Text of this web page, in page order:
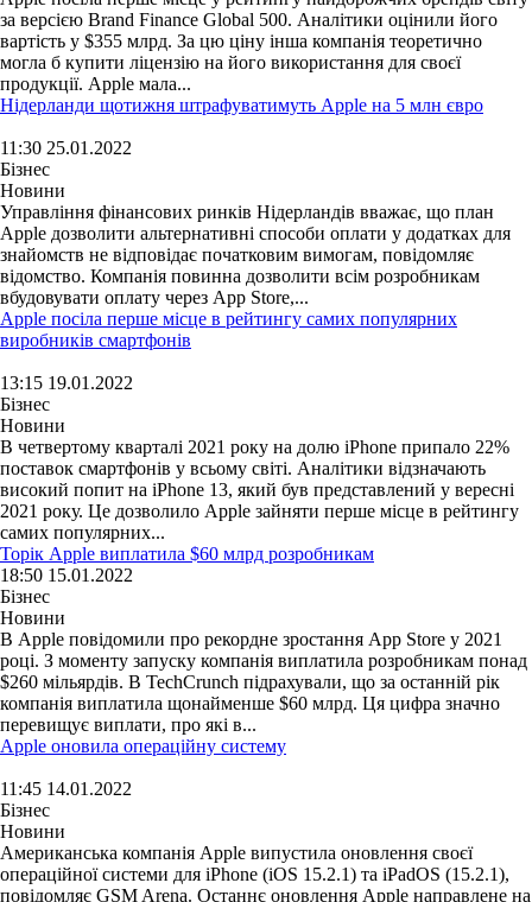
за версією Brand Finance Global 500. Аналітики оцінили його
вартість у $355 млрд. За цю ціну інша компанія теоретично
могла б купити ліцензію на його використання для своєї
продукції. Apple мала...
Нідерланди щотижня штрафуватимуть Apple на 5 млн євро
11:30 25.01.2022
Бізнес
Новини
Управління фінансових ринків Нідерландів вважає, що план
Apple дозволити альтернативні способи оплати у додатках для
знайомств не відповідає початковим вимогам, повідомляє
відомство. Компанія повинна дозволити всім розробникам
вбудовувати оплату через App Store,...
Apple посіла перше місце в рейтингу самих популярних
виробників смартфонів
13:15 19.01.2022
Бізнес
Новини
В четвертому кварталі 2021 року на долю iPhone припало 22%
поставок смартфонів у всьому світі. Аналітики відзначають
високий попит на iPhone 13, який був представлений у вересні
2021 року. Це дозволило Apple зайняти перше місце в рейтингу
самих популярних...
Торік Apple виплатила $60 млрд розробникам
18:50 15.01.2022
Бізнес
Новини
В Apple повідомили про рекордне зростання App Store у 2021
році. З моменту запуску компанія виплатила розробникам понад
$260 мільярдів. В TechCrunch підрахували, що за останній рік
компанія виплатила щонайменше $60 млрд. Ця цифра значно
перевищує виплати, про які в...
Apple оновила операційну систему
11:45 14.01.2022
Бізнес
Новини
Американська компанія Apple випустила оновлення своєї
операційної системи для iPhone (iOS 15.2.1) та iPadOS (15.2.1),
повідомляє GSM Arena. Останнє оновлення Apple направлене на